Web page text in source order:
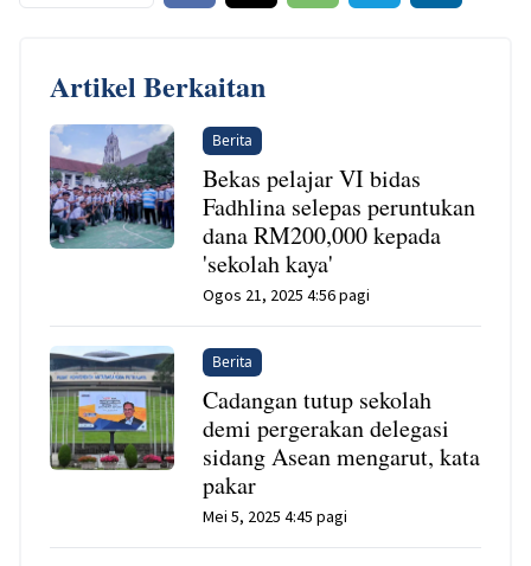
Artikel Berkaitan
Berita
Bekas pelajar VI bidas
Fadhlina selepas peruntukan
dana RM200,000 kepada
'sekolah kaya'
Ogos 21, 2025 4:56 pagi
Berita
Cadangan tutup sekolah
demi pergerakan delegasi
sidang Asean mengarut, kata
pakar
Mei 5, 2025 4:45 pagi